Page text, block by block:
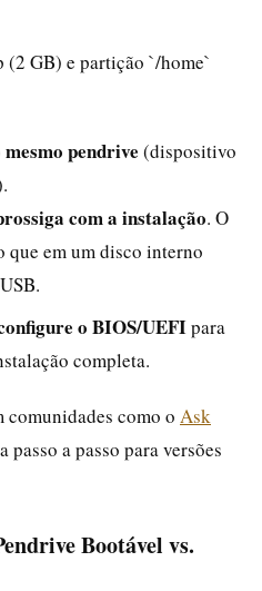
GB) e partição `/home`
pendrive (dispositivo
com a instalação. O
que em um disco interno
o BIOS/UEFIpara
completa.
comunidades como o Ask
passo a passo para versões
Bootável vs.